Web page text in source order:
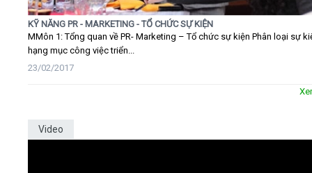
KỸ NĂNG PR - MARKETING - TỔ CHỨC SỰ KIỆN
MMôn 1: Tổng quan về PR- Marketing – Tổ chức sự kiện Phân loại sự
hạng mục công việc triển...
23/02/2017
Video